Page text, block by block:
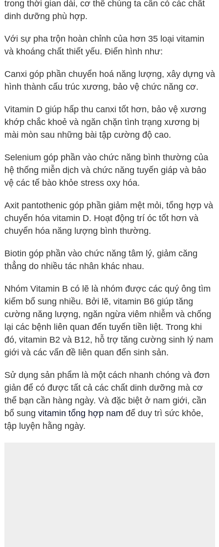
trong thời gian dài, cơ thể chúng ta cần có các chất
dinh dưỡng phù hợp.
Với sự pha trộn hoàn chỉnh của hơn 35 loại vitamin
và khoáng chất thiết yếu. Điển hình như:
Canxi góp phần chuyển hoá năng lượng, xây dựng và
hình thành cấu trúc xương, bảo vệ chức năng cơ.
Vitamin D giúp hấp thu canxi tốt hơn, bảo vệ xương
khớp chắc khoẻ và ngăn chặn tình trạng xương bị
mài mòn sau những bài tập cường độ cao.
Selenium góp phần vào chức năng bình thường của
hệ thống miễn dịch và chức năng tuyến giáp và bảo
vệ các tế bào khỏe stress oxy hóa.
Axit pantothenic góp phần giảm mệt mỏi, tổng hợp và
chuyển hóa vitamin D. Hoạt động trí óc tốt hơn và
chuyển hóa năng lượng bình thường.
Biotin góp phần vào chức năng tâm lý, giảm căng
thẳng do nhiều tác nhân khác nhau.
Nhóm Vitamin B có lẽ là nhóm được các quý ông tìm
kiếm bổ sung nhiều. Bởi lẽ, vitamin B6 giúp tăng
cường năng lượng, ngăn ngừa viêm nhiễm và chống
lại các bệnh liên quan đến tuyến tiền liệt. Trong khi
đó, vitamin B2 và B12, hỗ trợ tăng cường sinh lý nam
giới và các vấn đề liên quan đến sinh sản.
Sử dụng sản phẩm là một cách nhanh chóng và đơn
giản để có được tất cả các chất dinh dưỡng mà cơ
thể bạn cần hàng ngày. Và đặc biệt ở nam giới, cần
bổ sung vitamin tổng hợp nam để duy trì sức khỏe,
tập luyện hằng ngày.